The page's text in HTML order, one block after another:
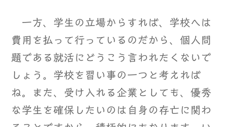
一方、学生の立場からすれば、学校へは
費用を払って行っているのだから、個人問
題である就活にどうこう言われたくないで
しょう。学校を習い事の一つと考えれば
ね。また、受け入れる企業としても、優秀
な学生を確保したいのは自身の存亡に関わ